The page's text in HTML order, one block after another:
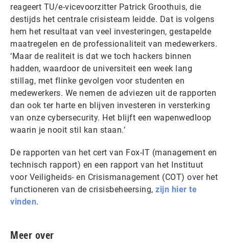
reageert TU/e-vicevoorzitter Patrick Groothuis, die
destijds het centrale crisisteam leidde. Dat is volgens
hem het resultaat van veel investeringen, gestapelde
maatregelen en de professionaliteit van medewerkers.
‘Maar de realiteit is dat we toch hackers binnen
hadden, waardoor de universiteit een week lang
stillag, met flinke gevolgen voor studenten en
medewerkers. We nemen de adviezen uit de rapporten
dan ook ter harte en blijven investeren in versterking
van onze cybersecurity. Het blijft een wapenwedloop
waarin je nooit stil kan staan.’
De rapporten van het cert van Fox-IT (management en
technisch rapport) en een rapport van het Instituut
voor Veiligheids- en Crisismanagement (COT) over het
functioneren van de crisisbeheersing, zijn hier te
vinden.
Meer over